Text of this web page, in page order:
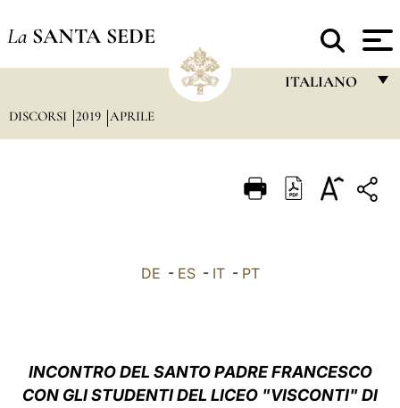
La SANTA SEDE
ITALIANO
ITALIANO
中文
DISCORSI 2019 APRILE
DE - ES- IT- PT
INCONTRODEL SANTO PADRE FRANCESCO
CON GLI STUDENTI DEL LICEO "VISCONTI" DI